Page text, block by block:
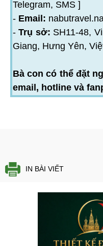
Telegram, SMS ]
- Email:
-Trụ sở: SH11-48,
Giang, Hưng Yên,
Bà con có thể đặt
email, hotline và
IN BÀI VIẾT